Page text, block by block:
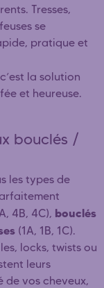
Tresses,
se
pratique et
la solution
et heureuse.
bouclés /
les types de
4B, 4C), bouclés
(1A, 1B, 1C).
locks, twists ou
leurs
de vos cheveux,